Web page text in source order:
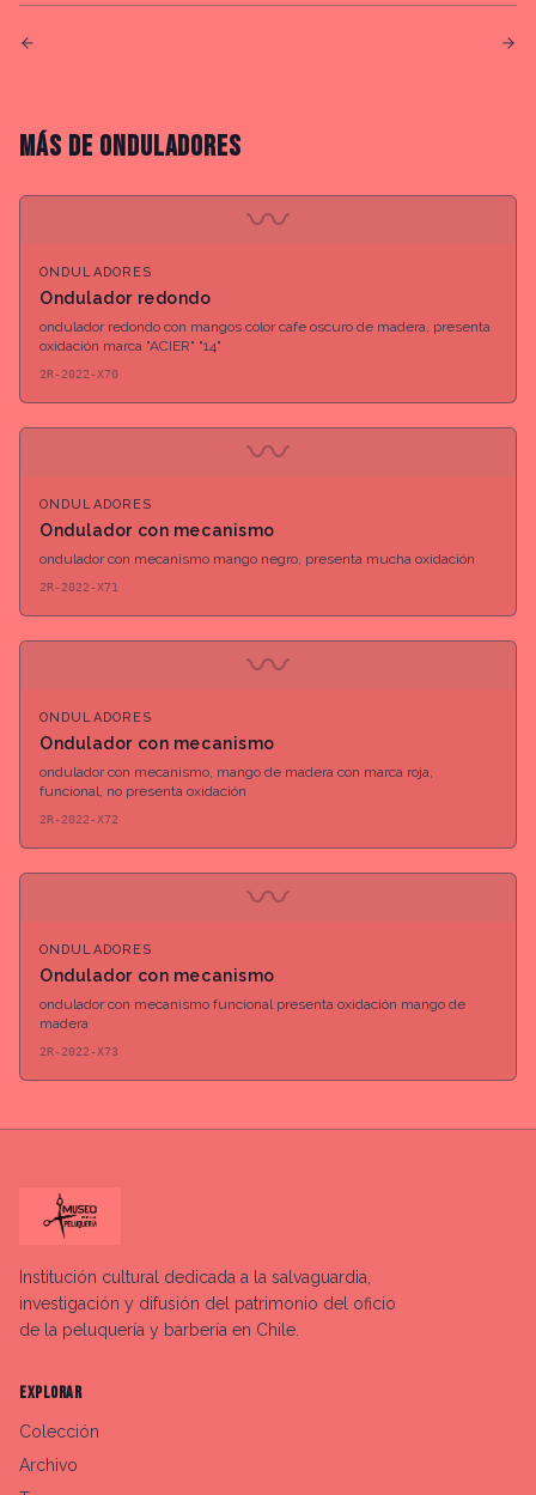
MÁS DE ONDULADORES
〰
ONDULADORES
Ondulador redondo
ondulador redondo con mangos color cafe oscuro de madera, presenta
oxidación marca "ACIER" "14"
2R-2022-X70
〰
ONDULADORES
Ondulador con mecanismo
ondulador con mecanismo mango negro, presenta mucha oxidación
2R-2022-X71
〰
ONDULADORES
Ondulador con mecanismo
ondulador con mecanismo, mango de madera con marca roja,
funcional, no presenta oxidación
2R-2022-X72
〰
ONDULADORES
Ondulador con mecanismo
ondulador con mecanismo funcional presenta oxidación mango de
madera
2R-2022-X73
Institución cultural dedicada a la salvaguardia,
investigación y difusión del patrimonio del oficio
de la peluquería y barbería en Chile.
EXPLORAR
Colección
Archivo